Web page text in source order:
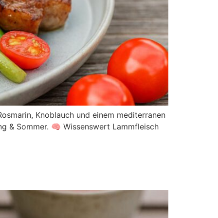
Knoblauch und einem mediterranen
& Sommer. 🧠 Wissenswert Lammfleisch